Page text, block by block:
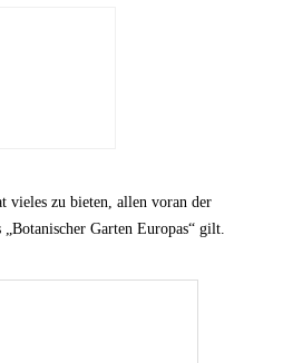
vieles zu bieten, allen voran der
Garten Europas“ gilt.